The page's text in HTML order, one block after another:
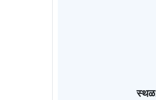
स्थळ